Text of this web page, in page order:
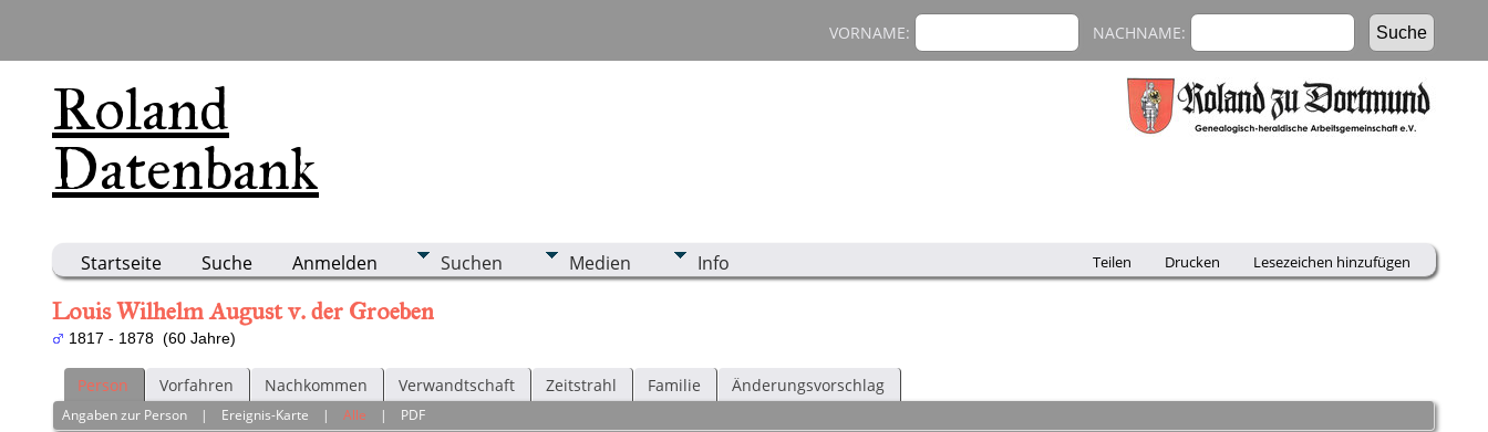
Roland
Datenbank
VORNAME: NACHNAME:
Startseite Suche Anmelden Suchen Medien Info Teilen Drucken Lesezeichen hinzufügen
Louis Wilhelm August v. der Groeben
1817 - 1878 (60 Jahre)
Person Vorfahren Nachkommen Verwandtschaft Zeitstrahl Familie Änderungsvorschlag
Angaben zur Person | Ereignis-Karte |Alle | PDF